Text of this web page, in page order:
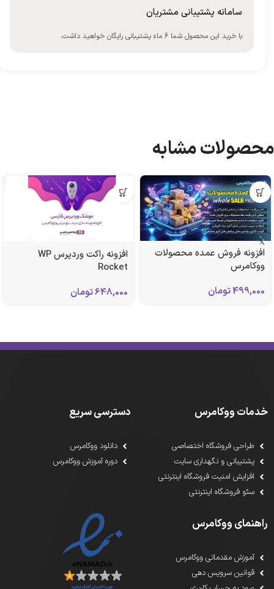
سامانه پشتیبانی مشتریان
با خرید این محصول شما 6 ماه پشتیبانی رایگان خواهید داشت.
محصولات مشابه
افزونه فروش عمده محصولات
ووکامرس
499,000تومان
افزونه راکت وردپرس WP
Rocket
648,000تومان
خدمات ووکامرس
طراحی فروشگاه اختصاصی
پشتیبانی و نگهداری سایت
افزایش امنیت فروشگاه اینترنتی
سئو فروشگاه اینترنتی
دسترسی سریع
دانلود ووکامرس
دوره آموزش ووکامرس
راهنمای ووکامرس
آموزش مقدماتی ووکامرس
قوانین سرویس دهی